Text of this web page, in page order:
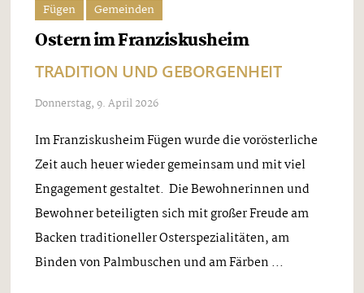
Fügen Gemeinden
Ostern im Franziskusheim
TRADITION UND GEBORGENHEIT
Donnerstag, 9. April 2026
Im Franziskusheim Fügen wurde die vorösterliche
Zeit auch heuer wieder gemeinsam und mit viel
Engagement gestaltet. Die Bewohnerinnen und
Bewohner beteiligten sich mit großer Freude am
Backen traditioneller Osterspezialitäten, am
Binden von Palmbuschen und am Färben ...